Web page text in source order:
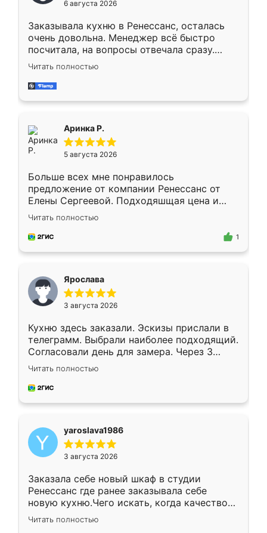
мебели буду заказывать только здесь.
6 августа 2026
Заказывала кухню в Ренессанс, осталась
очень довольна. Менеджер всё быстро
посчитала, на вопросы отвечала сразу.
Замерщик приехал в субботу, подошёл к
делу со всей ответственностью. Собрали
за день, ребята работали аккуратно, даже
Читать полностью
Аринка Р.
5 августа 2026
Больше всех мне понравилось
предложение от компании Ренессанс от
Елены Сергеевой. Подходяшщая цена и
короткие сроки изготовления. Приехавший
для замера сотрудник Владислав
предложил по моему эскизу самый
Читать полностью
1
Ярослава
3 августа 2026
Кухню здесь заказали. Эскизы прислали в
телеграмм. Выбрали наиболее подходящий.
Согласовали день для замера. Через 3
недели кухня была уже готова. Остались
довольны работой. Спасибо Ренессанс
мебель за качественную работу!
Читать полностью
yaroslava1986
3 августа 2026
Заказала себе новый шкаф в студии
Ренессанс где ранее заказывала себе
новую кухню.Чего искать, когда качеством
вполне довольна. Служит кухня уже почти
два года, нареканий нет.
Читать полностью